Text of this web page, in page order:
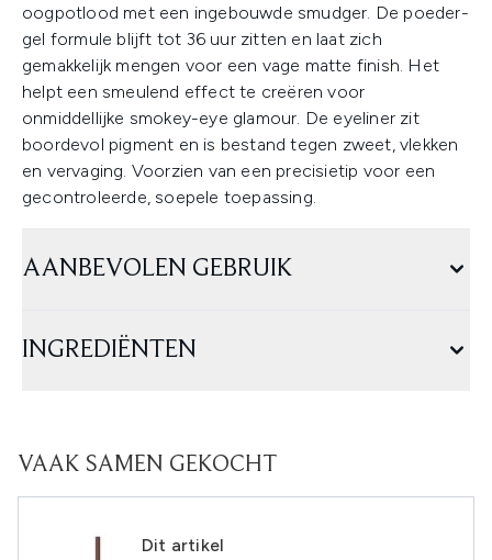
oogpotlood met een ingebouwde smudger. De poeder-
gel formule blijft tot 36 uur zitten en laat zich
gemakkelijk mengen voor een vage matte finish. Het
helpt een smeulend effect te creëren voor
onmiddellijke smokey-eye glamour. De eyeliner zit
boordevol pigment en is bestand tegen zweet, vlekken
en vervaging. Voorzien van een precisietip voor een
gecontroleerde, soepele toepassing.
AANBEVOLEN GEBRUIK
INGREDIËNTEN
VAAK SAMEN GEKOCHT
Dit artikel